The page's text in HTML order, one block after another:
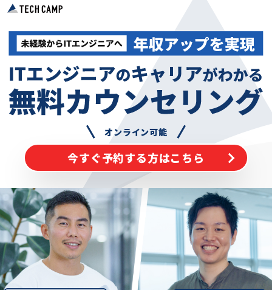
オンライン可能
今すぐ予約する方はこちら